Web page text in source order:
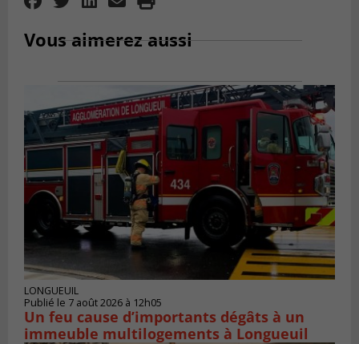
Vous aimerez aussi
LONGUEUIL
Publié le 7 août 2026 à 12h05
Un feu cause d’importants dégâts à un
immeuble multilogements à Longueuil